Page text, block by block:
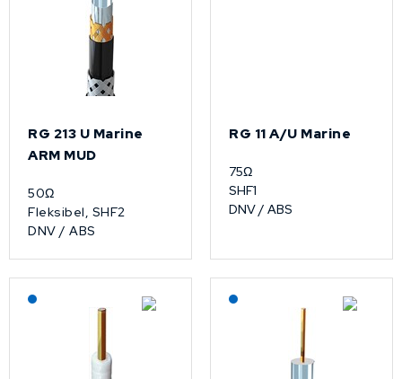
RG 213 U Marine
ARM MUD
50Ω
Fleksibel, SHF2
DNV / ABS
RG 11 A/U Marine
75Ω
SHF1
DNV / ABS
Lagerført: NEK Kabel Lagerført: NEK Kabel